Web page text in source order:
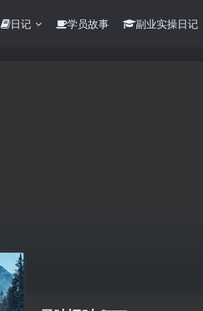
日记 学员故事 副业实操日记